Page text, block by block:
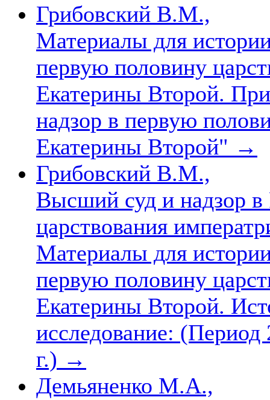
Грибовский В.М.,
Материалы для
первую половину
Екатерины Второй.
надзор в первую
Екатерины Второй" →
Грибовский В.М.,
Высший суд и надзор
царствования
Материалы для
первую половину
Екатерины Второй.
исследование:
г.) →
Демьяненко М.А.,